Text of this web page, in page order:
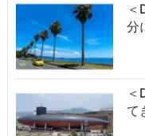
分
て